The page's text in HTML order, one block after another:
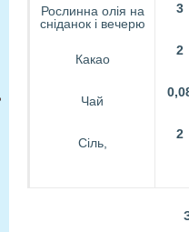
Рослинна олія на
сніданок і вечерю
3
Какао
2
Чай
0,
Сіль,
2
Завідувач